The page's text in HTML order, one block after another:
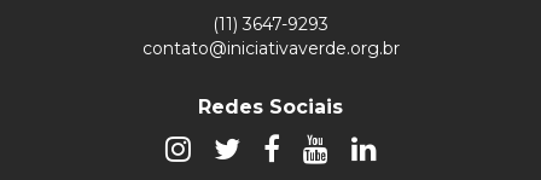
(11) 3647-9293
contato@iniciativaverde.org.br
Redes Sociais